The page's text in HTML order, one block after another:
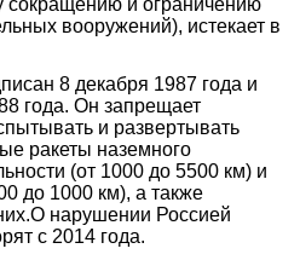
вооружений), истекает в
8 декабря 1987 года и
года. Он запрещает
и развертывать
ракеты наземного
(от 1000 до 5500 км) и
до 1000 км), а также
нарушении Россией
с 2014 года.